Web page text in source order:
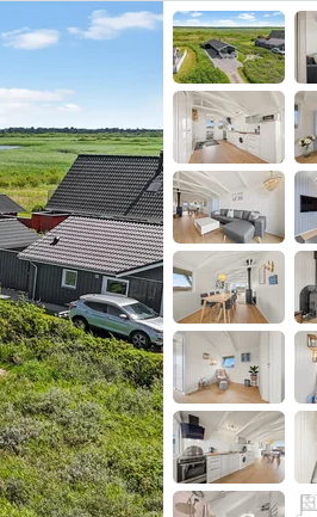
Sommerhuse i
Sommerhuse i
Sommerhuse i
Sommerhuse i
Sommerhuse i juleferien
Sommerhuse til nytår
Sommerhuse i Lodbjerg
Sommerhuse i Nr.
Sommerhuse på Rømø
Sommerhuse i Søndervig
Sommerhuse i
Sommerhuse i
Sommerhuse i Vedersø
Sommerhuse i Vejers
Sommerhuse i Vester